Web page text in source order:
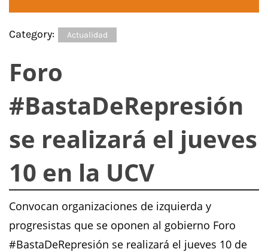
Category: Actualidad
Foro
#BastaDeRepresión
se realizará el jueves
10 en la UCV
Convocan organizaciones de izquierda y
progresistas que se oponen al gobierno Foro
#BastaDeRepresión se realizará el jueves 10 de